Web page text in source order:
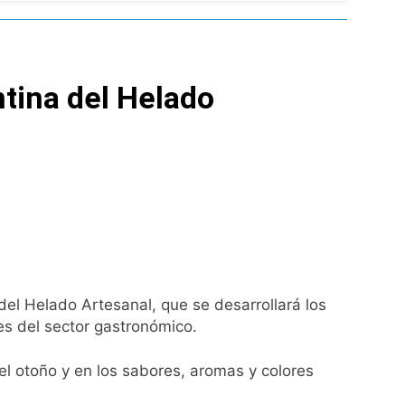
mínimas cercanas a 1°C
de chats privados
del Helado
Helado Artesanal, que se desarrollará los
del sector gastronómico.
otoño y en los sabores, aromas y colores